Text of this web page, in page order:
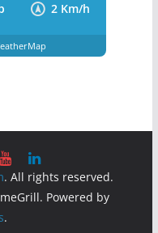
2 Km/h
. All rights reserved.
Powered by
.